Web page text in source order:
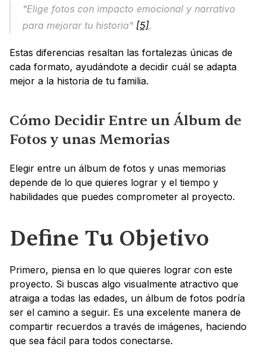
"Elige fotos con impacto emocional y narrativo
para mejorar tu historia" [5].
Estas diferencias resaltan las fortalezas únicas de
cada formato, ayudándote a decidir cuál se adapta
mejor a la historia de tu familia.
Cómo Decidir Entre un Álbum de
Fotos y unas Memorias
Elegir entre un álbum de fotos y unas memorias
depende de lo que quieres lograr y el tiempo y
habilidades que puedes comprometer al proyecto.
Define Tu Objetivo
Primero, piensa en lo que quieres lograr con este
proyecto. Si buscas algo visualmente atractivo que
atraiga a todas las edades, un álbum de fotos podría
ser el camino a seguir. Es una excelente manera de
compartir recuerdos a través de imágenes, haciendo
que sea fácil para todos conectarse.